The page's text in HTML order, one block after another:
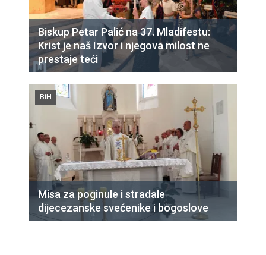
Biskup Petar Palić na 37. Mladifestu:
Krist je naš Izvor i njegova milost ne
prestaje teći
BiH
Misa za poginule i stradale
dijecezanske svećenike i bogoslove